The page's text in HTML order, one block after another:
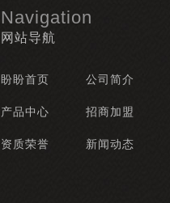
Navigation
网站导航
盼盼首页 公司简介
产品中心 招商加盟
资质荣誉 新闻动态